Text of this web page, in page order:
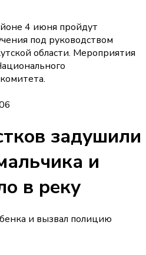
4 июня пройдут
под руководством
области. Мероприятия
задушили
и
в реку
и вызвал полицию